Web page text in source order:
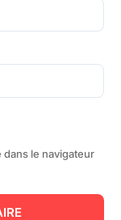
le navigateur